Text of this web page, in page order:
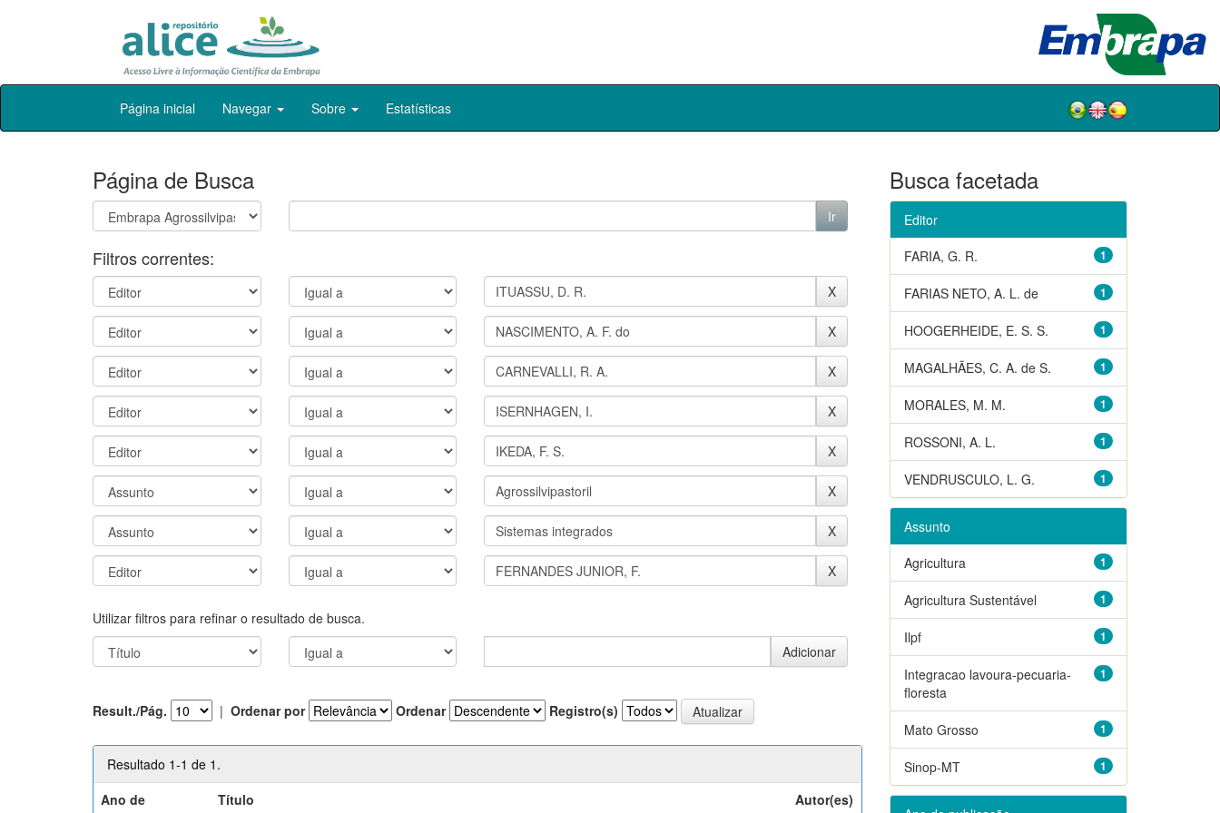
Skip
Página inicial Navegar Sobre Estatísticas
Página de Busca
Filtros correntes:
Utilizar filtros para refinar o resultado de busca.
Result./Pág. | Ordenar por Ordenar Registro(s)
Resultado 1-1 de 1.
Ano de
Título Autor(es)
Busca facetada
Editor
1
FARIA, G. R.
1
FARIAS NETO, A. L. de
1
HOOGERHEIDE, E. S. S.
1
MAGALHÃES, C. A. de S.
1
MORALES, M. M.
1
ROSSONI, A. L.
1
VENDRUSCULO, L. G.
Assunto
1
Agricultura
1
Agricultura Sustentável
1
Ilpf
1
Integracao lavoura-pecuaria-
floresta
1
Mato Grosso
1
Sinop-MT